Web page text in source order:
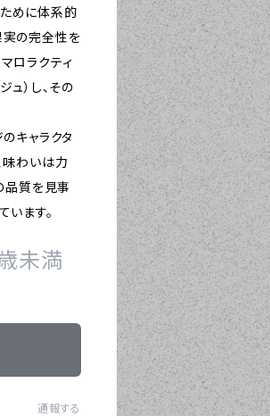
めに体系的
実の完全性を
ロラクティ
）し、その
キャラクタ
味わいは力
品質を見事
います。
未満
通報する